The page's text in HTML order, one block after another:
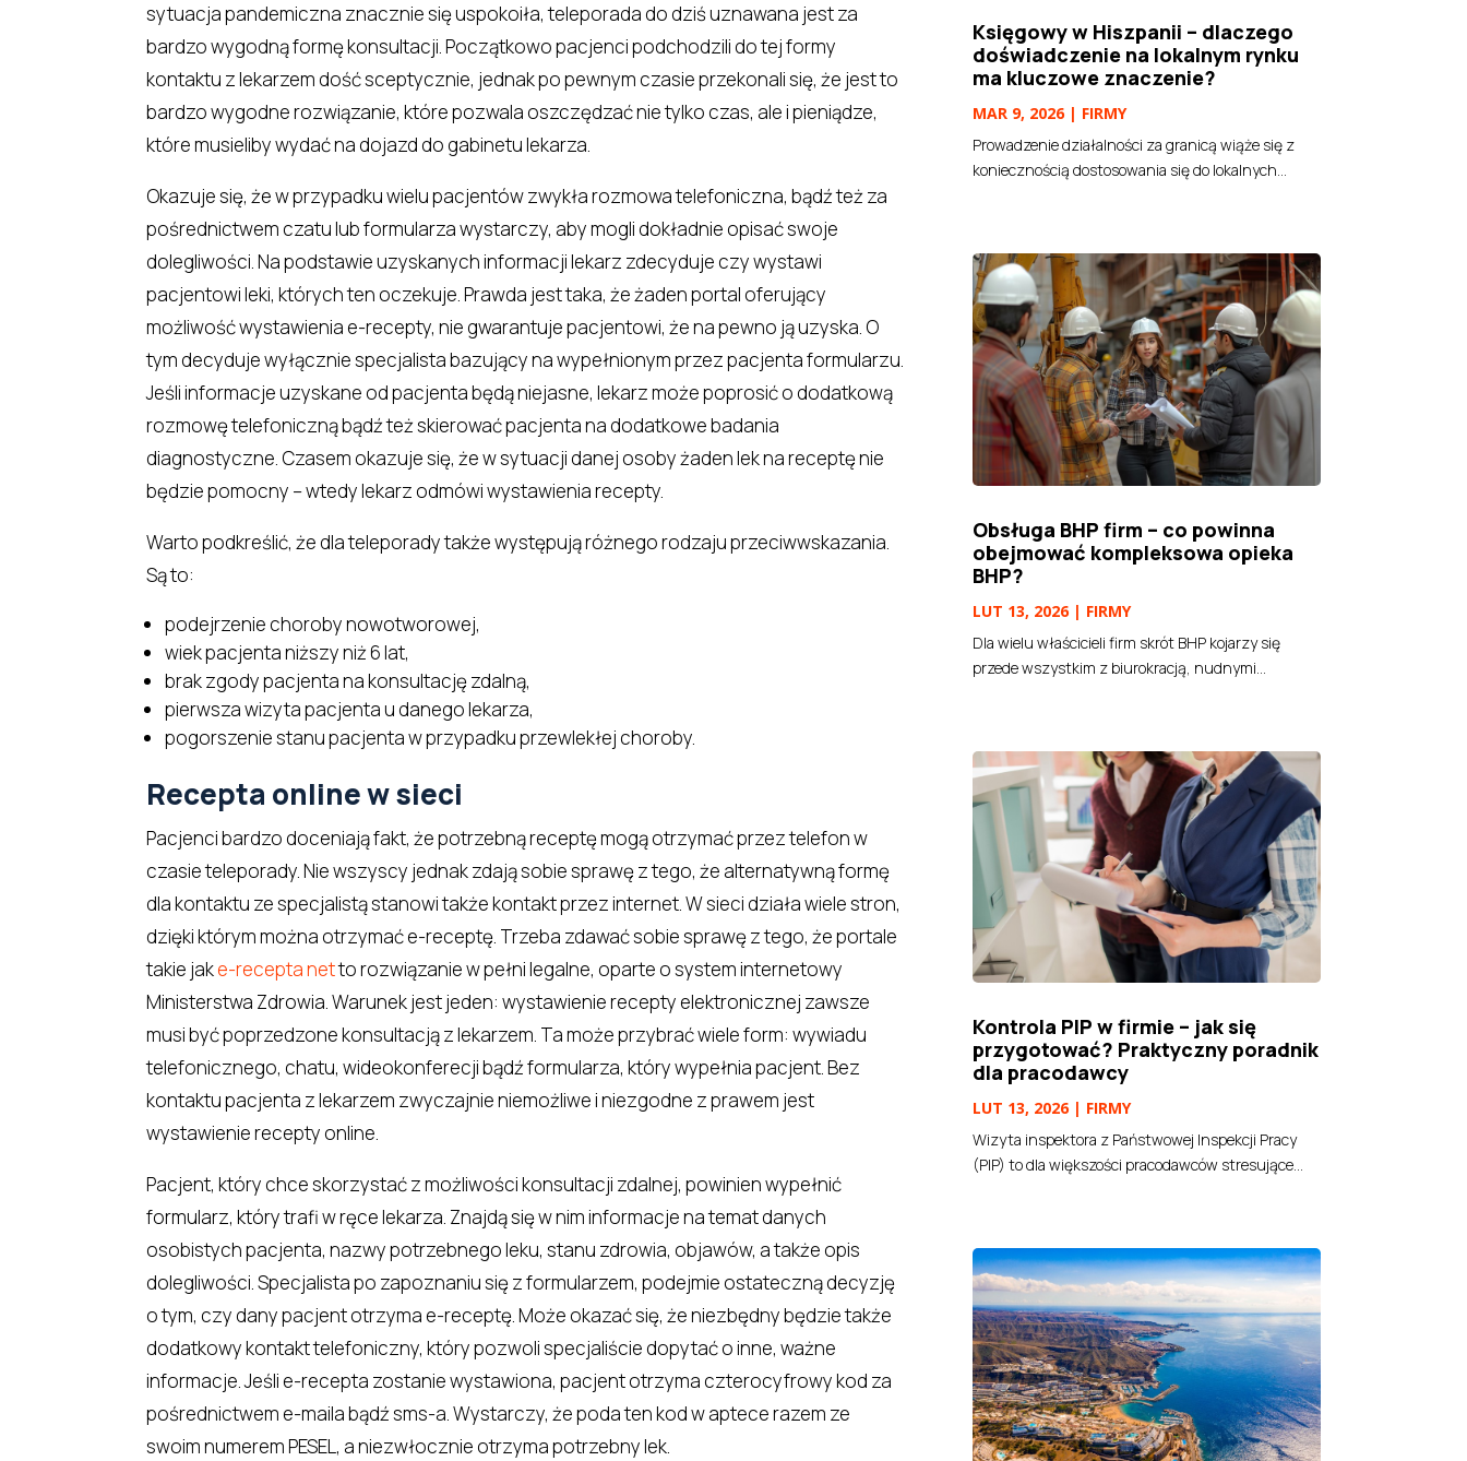
sytuacja pandemiczna znacznie się uspokoiła, teleporada do dziś uznawana jest za
bardzo wygodną formę konsultacji. Początkowo pacjenci podchodzili do tej formy
kontaktu z lekarzem dość sceptycznie, jednak po pewnym czasie przekonali się, że jest to
bardzo wygodne rozwiązanie, które pozwala oszczędzać nie tylko czas, ale i pieniądze,
które musieliby wydać na dojazd do gabinetu lekarza.
Okazuje się, że w przypadku wielu pacjentów zwykła rozmowa telefoniczna, bądź też za
pośrednictwem czatu lub formularza wystarczy, aby mogli dokładnie opisać swoje
dolegliwości. Na podstawie uzyskanych informacji lekarz zdecyduje czy wystawi
pacjentowi leki, których ten oczekuje. Prawda jest taka, że żaden portal oferujący
możliwość wystawienia e-recepty, nie gwarantuje pacjentowi, że na pewno ją uzyska. O
tym decyduje wyłącznie specjalista bazujący na wypełnionym przez pacjenta formularzu.
Jeśli informacje uzyskane od pacjenta będą niejasne, lekarz może poprosić o dodatkową
rozmowę telefoniczną bądź też skierować pacjenta na dodatkowe badania
diagnostyczne. Czasem okazuje się, że w sytuacji danej osoby żaden lek na receptę nie
będzie pomocny – wtedy lekarz odmówi wystawienia recepty.
Warto podkreślić, że dla teleporady także występują różnego rodzaju przeciwwskazania.
Są to:
podejrzenie choroby nowotworowej,
wiek pacjenta niższy niż 6 lat,
brak zgody pacjenta na konsultację zdalną,
pierwsza wizyta pacjenta u danego lekarza,
pogorszenie stanu pacjenta w przypadku przewlekłej choroby.
Recepta online w sieci
Pacjenci bardzo doceniają fakt, że potrzebną receptę mogą otrzymać przez telefon w
czasie teleporady. Nie wszyscy jednak zdają sobie sprawę z tego, że alternatywną formę
dla kontaktu ze specjalistą stanowi także kontakt przez internet. W sieci działa wiele stron,
dzięki którym można otrzymać e-receptę. Trzeba zdawać sobie sprawę z tego, że portale
takie jake-recepta netto rozwiązanie w pełni legalne, oparte o system internetowy
Ministerstwa Zdrowia. Warunek jest jeden: wystawienie recepty elektronicznej zawsze
musi być poprzedzone konsultacją z lekarzem. Ta może przybrać wiele form: wywiadu
telefonicznego, chatu, wideokonferecji bądź formularza, który wypełnia pacjent. Bez
kontaktu pacjenta z lekarzem zwyczajnie niemożliwe i niezgodne z prawem jest
wystawienie recepty online.
Pacjent, który chce skorzystać z możliwości konsultacji zdalnej, powinien wypełnić
formularz, który trafi w ręce lekarza. Znajdą się w nim informacje na temat danych
osobistych pacjenta, nazwy potrzebnego leku, stanu zdrowia, objawów, a także opis
dolegliwości. Specjalista po zapoznaniu się z formularzem, podejmie ostateczną decyzję
o tym, czy dany pacjent otrzyma e-receptę. Może okazać się, że niezbędny będzie także
dodatkowy kontakt telefoniczny, który pozwoli specjaliście dopytać o inne, ważne
informacje. Jeśli e-recepta zostanie wystawiona, pacjent otrzyma czterocyfrowy kod za
pośrednictwem e-maila bądź sms-a. Wystarczy, że poda ten kod w aptece razem ze
swoim numerem PESEL, a niezwłocznie otrzyma potrzebny lek.
Księgowy w Hiszpanii – dlaczego
doświadczenie na lokalnym rynku
ma kluczowe znaczenie?
MAR 9, 2026| FIRMY
Prowadzenie działalności za granicą wiąże się z
koniecznością dostosowania się do lokalnych...
Obsługa BHP firm – co powinna
obejmować kompleksowa opieka
BHP?
LUT 13, 2026| FIRMY
Dla wielu właścicieli firm skrót BHP kojarzy się
przede wszystkim z biurokracją, nudnymi...
Kontrola PIP w firmie – jak się
przygotować? Praktyczny poradnik
dla pracodawcy
LUT 13, 2026| FIRMY
Wizyta inspektora z Państwowej Inspekcji Pracy
(PIP) to dla większości pracodawców stresujące...